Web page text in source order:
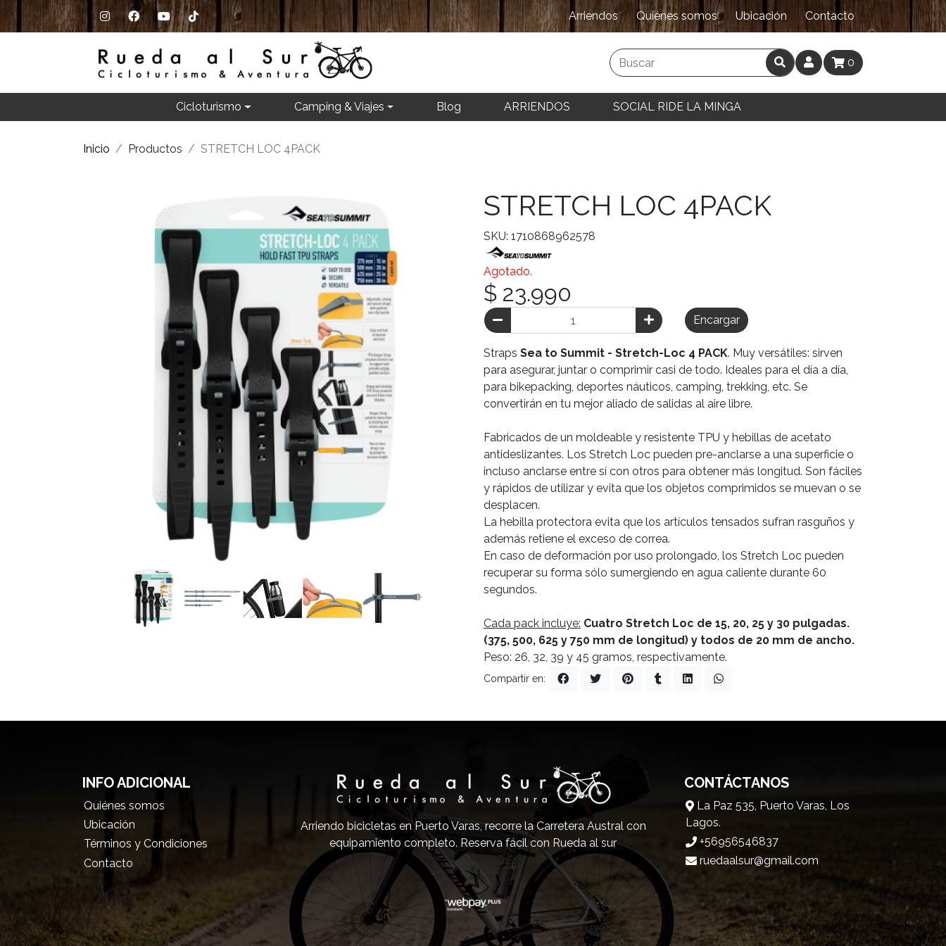
Arriendos Quiénes somos Ubicación Contacto
0
Cicloturismo Camping & Viajes Blog ARRIENDOS SOCIAL RIDE LA MINGA
Inicio Productos STRETCH LOC 4PACK
STRETCH LOC 4PACK
SKU: 1710868962578
Agotado.
$ 23.990
Encargar
Straps Sea to Summit - Stretch-Loc 4 PACK. Muy versátiles: sirven
para asegurar, juntar o comprimir casi de todo. Ideales para el día a día,
para bikepacking, deportes náuticos, camping, trekking, etc. Se
convertirán en tu mejor aliado de salidas al aire libre.
Fabricados de un moldeable y resistente TPU y hebillas de acetato
antideslizantes. Los Stretch Loc pueden pre-anclarse a una superficie o
incluso anclarse entre sí con otros para obtener más longitud. Son fáciles
y rápidos de utilizar y evita que los objetos comprimidos se muevan o se
desplacen.
La hebilla protectora evita que los artículos tensados sufran rasguños y
además retiene el exceso de correa.
En caso de deformación por uso prolongado, los Stretch Loc pueden
recuperar su forma sólo sumergiendo en agua caliente durante 60
segundos.
Cada pack incluye: Cuatro Stretch Loc de 15, 20, 25 y 30 pulgadas.
(375, 500, 625 y 750 mm de longitud) y todos de 20 mm de ancho.
Peso: 26, 32, 39 y 45 gramos, respectivamente.
Compartir en:
INFO ADICIONAL
Quiénes somos
Ubicación
Términos y Condiciones
Contacto
Arriendo bicicletas en Puerto Varas, recorre la Carretera Austral con
equipamiento completo. Reserva fácil con Rueda al sur
CONTÁCTANOS
La Paz 535, Puerto Varas, Los
Lagos.
+56956546837
ruedaalsur@gmail.com